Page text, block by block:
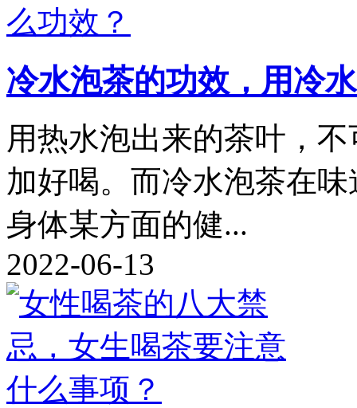
冷水泡茶的功效，用冷
用热水泡出来的茶叶，
加好喝。而冷水泡茶在
身体某方面的健...
2022-06-13